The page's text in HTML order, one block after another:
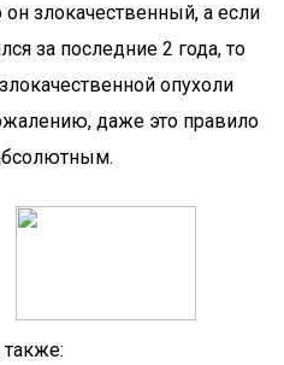
он злокачественный, а если
за последние 2 года, то
опухоли
даже это правило
также: